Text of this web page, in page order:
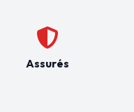
Assurés